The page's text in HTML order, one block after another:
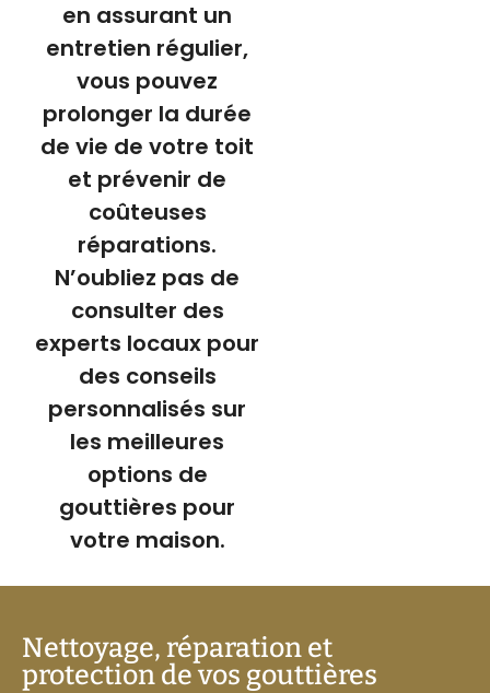
en assurant un
entretien régulier,
vous pouvez
prolonger la durée
de vie de votre toit
et prévenir de
coûteuses
réparations.
N’oubliez pas de
consulter des
experts locaux pour
des conseils
personnalisés sur
les meilleures
options de
gouttières pour
votre maison.
Nettoyage, réparation et
protection de vos gouttières